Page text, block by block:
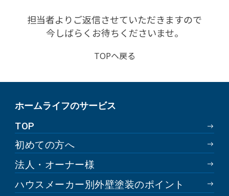
担当者よりご返信させていただきますので
今しばらくお待ちくださいませ。
TOPヘ戻る
ホームライフのサービス
TOP
初めての方へ
法人・オーナー様
ハウスメーカー別外壁塗装のポイント